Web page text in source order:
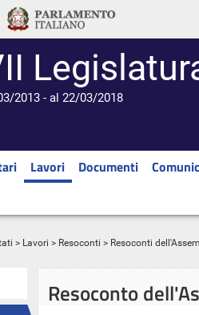
2013 - al 22/03/2018
Lavori Documenti
> Lavori > Resoconti > Resoconti
Resoconto